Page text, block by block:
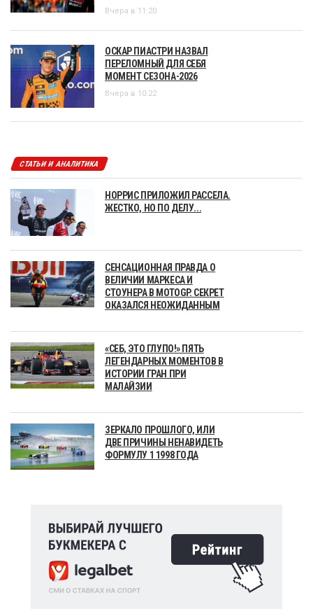
Вчера в 11:20
ОСКАР ПИАСТРИ НАЗВАЛ
ПЕРЕЛОМНЫЙ ДЛЯ СЕБЯ
МОМЕНТ СЕЗОНА-2026
Вчера в 10:22
СТАТЬИ И АНАЛИТИКА
НОРРИС ПРИЛОЖИЛ РАССЕЛА.
ЖЕСТКО, НО ПО ДЕЛУ...
СЕНСАЦИОННАЯ ПРАВДА О
ВЕЛИЧИИ МАРКЕСА И
СТОУНЕРА В MOTOGP. СЕКРЕТ
ОКАЗАЛСЯ НЕОЖИДАННЫМ
«СЕБ, ЭТО ГЛУПО!» ПЯТЬ
ЛЕГЕНДАРНЫХ МОМЕНТОВ В
ИСТОРИИ ГРАН ПРИ
МАЛАЙЗИИ
ЗЕРКАЛО ПРОШЛОГО, ИЛИ
ДВЕ ПРИЧИНЫ НЕНАВИДЕТЬ
ФОРМУЛУ 1 1998 ГОДА